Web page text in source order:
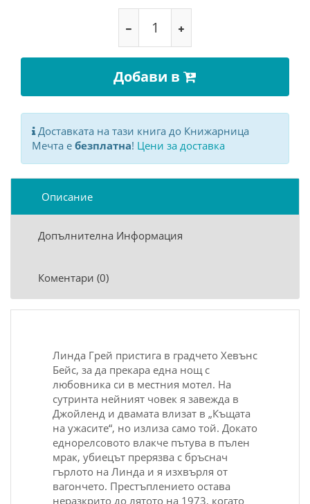
Добави в
Доставката на тази книга до Книжарница
Мечта е безплатна! Цени за доставка
Описание
Допълнителна Информация
Коментари (0)
Линда Грей пристига в градчето Хевънс
Бейс, за да прекара една нощ с
любовника си в местния мотел. На
сутринта нейният човек я завежда в
Джойленд и двамата влизат в „Къщата
на ужасите“, но излиза само той. Докато
еднорелсовото влакче пътува в пълен
мрак, убиецът прерязва с бръснач
гърлото на Линда и я изхвърля от
вагончето. Престъплението остава
неразкрито до лятото на 1973, когато